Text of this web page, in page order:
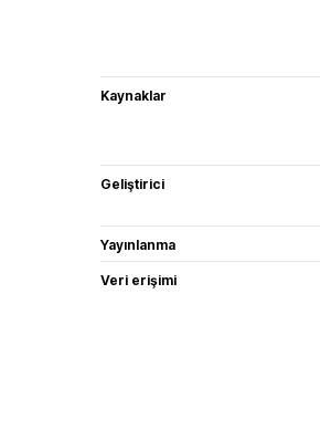
Kaynaklar
Geliştirici
Yayınlanma
Veri erişimi